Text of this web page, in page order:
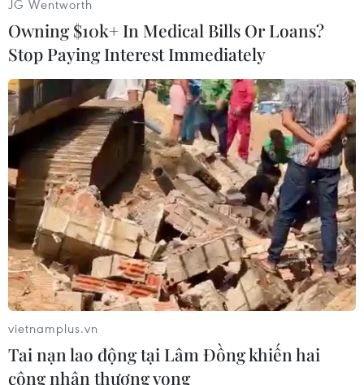
(TTXVN/Vietnam+)
#Trung Quốc #ôtô lao vào đám đông
#Cảnh sát
#Truyền hình Trung Quốc
Trung Quốc
JG Wentworth
Owning $10k+ In Medical Bills Or Loans?
Stop Paying Interest Immediately
vietnamplus.vn
Tai nạn lao động tại Lâm Đồng khiến hai
công nhân thương vong